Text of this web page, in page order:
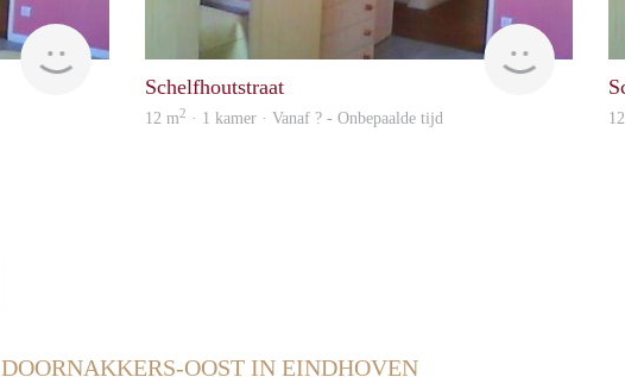
Schelfhoutstraat
12 m2 · 1 kamer · Vanaf ? - Onbepaalde tijd
DOORNAKKERS-OOST IN EINDHOVEN